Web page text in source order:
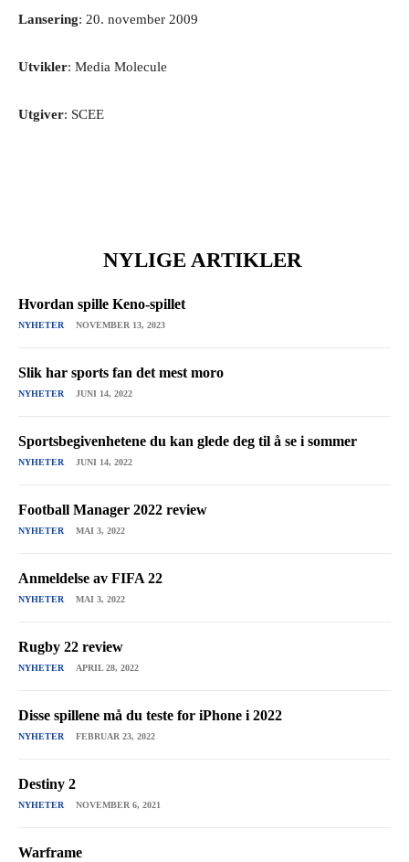
Lansering: 20. november 2009
Utvikler: Media Molecule
Utgiver: SCEE
NYLIGE ARTIKLER
Hvordan spille Keno-spillet
NYHETER NOVEMBER 13, 2023
Slik har sports fan det mest moro
NYHETER JUNI 14, 2022
Sportsbegivenhetene du kan glede deg til å se i sommer
NYHETER JUNI 14, 2022
Football Manager 2022 review
NYHETER MAI 3, 2022
Anmeldelse av FIFA 22
NYHETER MAI 3, 2022
Rugby 22 review
NYHETER APRIL 28, 2022
Disse spillene må du teste for iPhone i 2022
NYHETER FEBRUAR 23, 2022
Destiny 2
NYHETER NOVEMBER 6, 2021
Warframe